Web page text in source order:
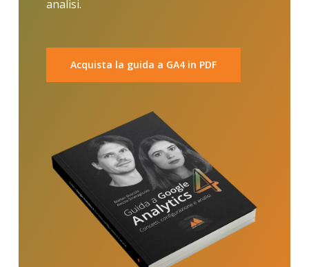
analisi.
Acquista la guida a GA4 in PDF